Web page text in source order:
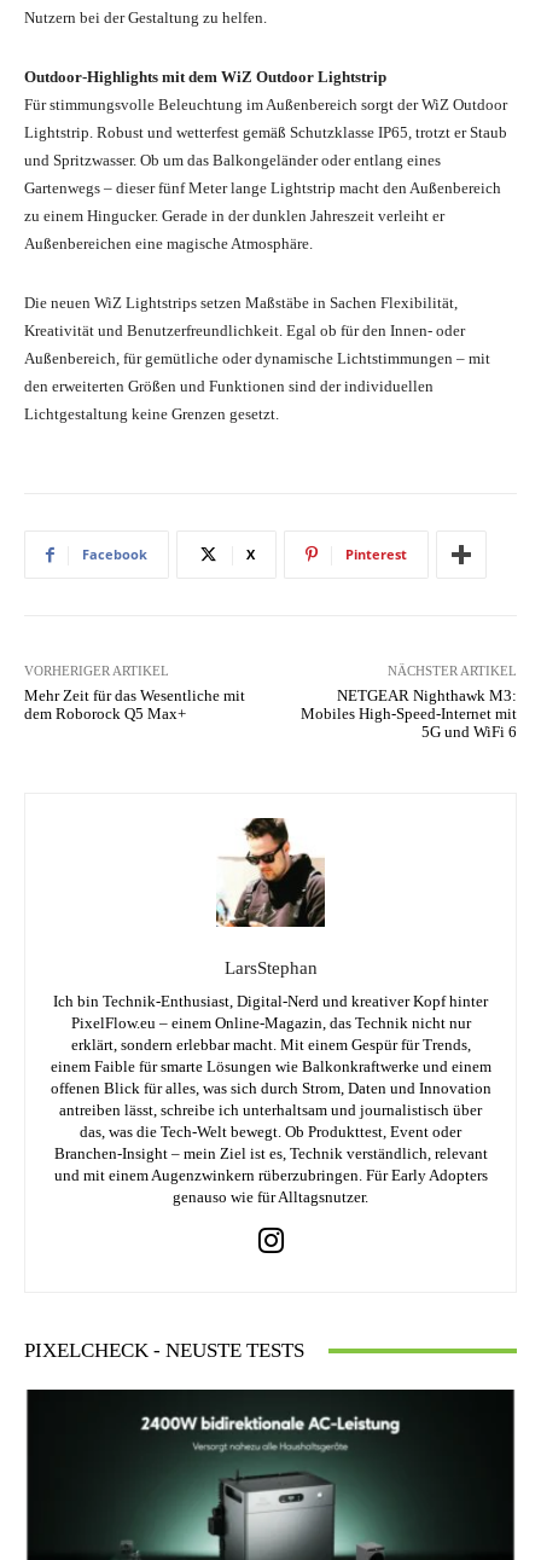
Nutzern bei der Gestaltung zu helfen.
Outdoor-Highlights mit dem WiZ Outdoor Lightstrip
Für stimmungsvolle Beleuchtung im Außenbereich sorgt der WiZ Outdoor
Lightstrip. Robust und wetterfest gemäß Schutzklasse IP65, trotzt er Staub
und Spritzwasser. Ob um das Balkongeländer oder entlang eines
Gartenwegs – dieser fünf Meter lange Lightstrip macht den Außenbereich
zu einem Hingucker. Gerade in der dunklen Jahreszeit verleiht er
Außenbereichen eine magische Atmosphäre.
Die neuen WiZ Lightstrips setzen Maßstäbe in Sachen Flexibilität,
Kreativität und Benutzerfreundlichkeit. Egal ob für den Innen- oder
Außenbereich, für gemütliche oder dynamische Lichtstimmungen – mit
den erweiterten Größen und Funktionen sind der individuellen
Lichtgestaltung keine Grenzen gesetzt.
Facebook X Pinterest
VORHERIGER ARTIKEL
Mehr Zeit für das Wesentliche mit
dem Roborock Q5 Max+
NÄCHSTER ARTIKEL
NETGEAR Nighthawk M3:
Mobiles High-Speed-Internet mit
5G und WiFi 6
LarsStephan
Ich bin Technik-Enthusiast, Digital-Nerd und kreativer Kopf hinter
PixelFlow.eu – einem Online-Magazin, das Technik nicht nur
erklärt, sondern erlebbar macht. Mit einem Gespür für Trends,
einem Faible für smarte Lösungen wie Balkonkraftwerke und einem
offenen Blick für alles, was sich durch Strom, Daten und Innovation
antreiben lässt, schreibe ich unterhaltsam und journalistisch über
das, was die Tech-Welt bewegt. Ob Produkttest, Event oder
Branchen-Insight – mein Ziel ist es, Technik verständlich, relevant
und mit einem Augenzwinkern rüberzubringen. Für Early Adopters
genauso wie für Alltagsnutzer.
PIXELCHECK - NEUSTE TESTS